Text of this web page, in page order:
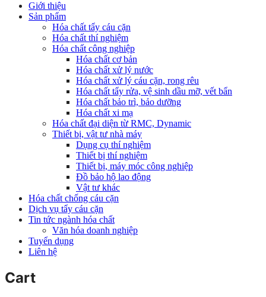
Giới thiệu
Sản phẩm
Hóa chất tẩy cáu cặn
Hóa chất thí nghiệm
Hóa chất công nghiệp
Hóa chất cơ bản
Hóa chất xử lý nước
Hóa chất xử lý cáu cặn, rong rêu
Hóa chất tẩy rửa, vệ sinh dầu mỡ, vết bẩn
Hóa chất bảo trì, bảo dưỡng
Hóa chất xi mạ
Hóa chất đại diện từ RMC, Dynamic
Thiết bị, vật tư nhà máy
Dụng cụ thí nghiệm
Thiết bị thí nghiệm
Thiết bị, máy móc công nghiệp
Đồ bảo hộ lao động
Vật tư khác
Hóa chất chống cáu cặn
Dịch vụ tẩy cáu cặn
Tin tức ngành hóa chất
Văn hóa doanh nghiệp
Tuyển dụng
Liên hệ
Cart